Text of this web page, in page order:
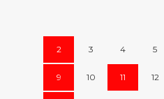
2 3 4 5
9 10 11 12